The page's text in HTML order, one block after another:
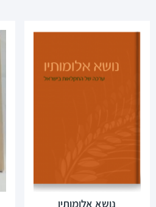
נושא אלומותיו